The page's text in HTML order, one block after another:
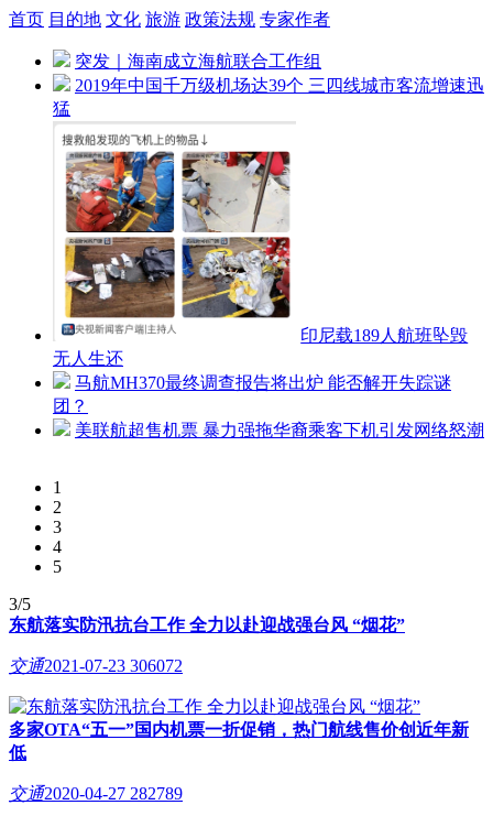
首页 目的地 文化 旅游 政策法规 专家作者
突发｜海南成立海航联合工作组
2019年中国千万级机场达39个 三四线城市客流增速迅
猛
印尼载189人航班坠毁
无人生还
马航MH370最终调查报告将出炉 能否解开失踪谜
团？
美联航超售机票 暴力强拖华裔乘客下机引发网络怒潮
1
2
3
4
5
3/5
东航落实防汛抗台工作 全力以赴迎战强台风 “烟花”
交通2021-07-23 306072
多家OTA“五一”国内机票一折促销，热门航线售价创近年新
低
交通2020-04-27 282789